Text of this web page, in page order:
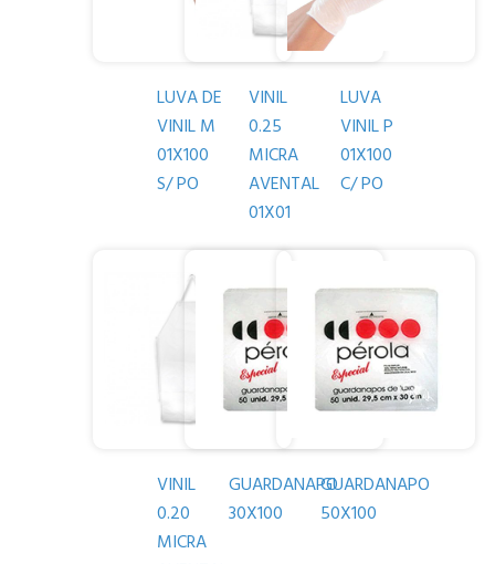
LUVA DE
VINIL M
01X100
S/ PO
VINIL
0.25
MICRA
AVENTAL
01X01
LUVA
VINIL P
01X100
C/ PO
VINIL
0.20
MICRA
GUARDANAPO
30X100
GUARDANAPO
50X100